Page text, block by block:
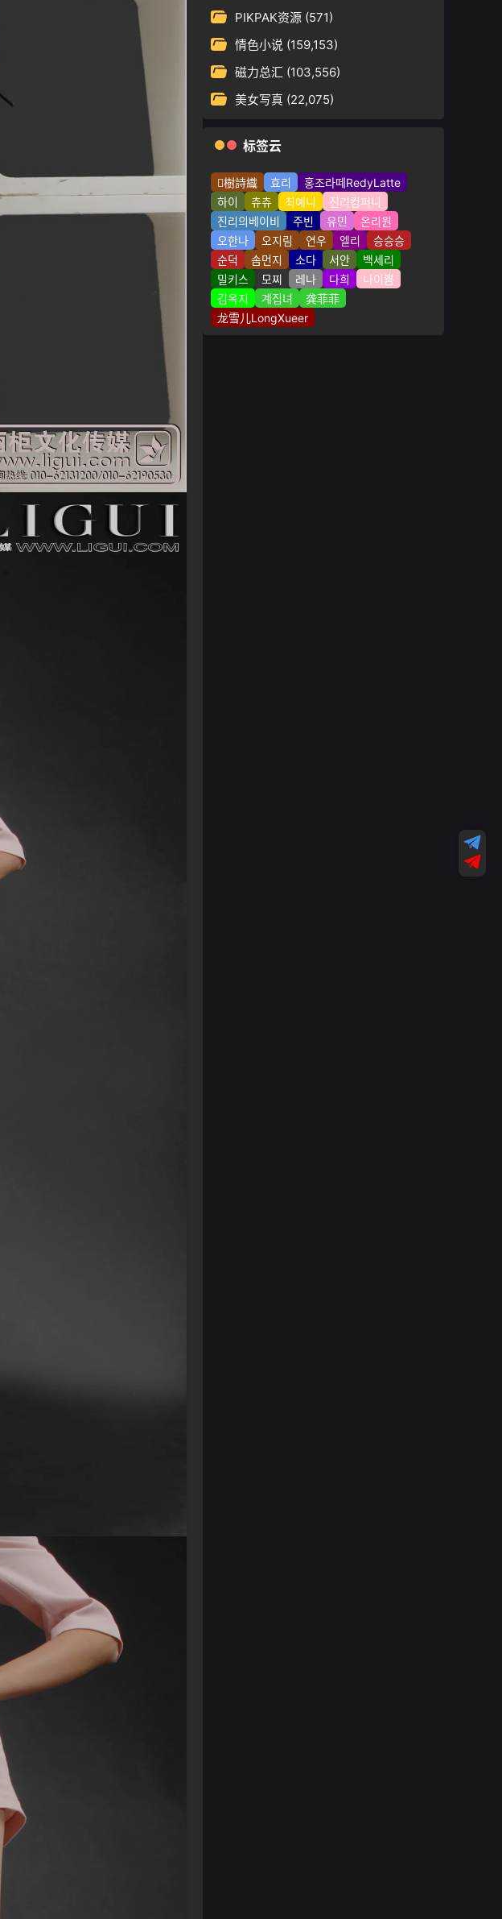
PIKPAK资源 (571)
情色小说 (159,153)
磁力总汇 (103,556)
美女写真 (22,075)
标签云
樹詩織 효리
홍조라떼RedyLatte
하이
츄츄 최예니
진리컴퍼니
진리의베이비
주빈 유민
온리원
오한나
오지림 연우 엘리
승승승
순덕
솜먼지 소다 서안
백세리
밀키스
모찌 레나 다희
나이쁨
김옥지
계집녀
龚菲菲
龙雪儿LongXueer